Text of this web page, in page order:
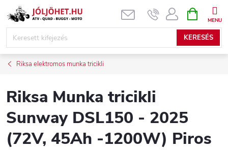
Ugrás
KERESÉS
KOSÁR
Riksa elektromos munka tricikli
Riksa Munka tricikli
Sunway DSL150 - 2025
(72V, 45Ah -1200W) Piros